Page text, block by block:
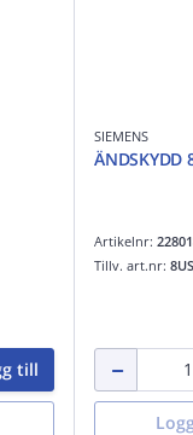
till
SIEMENS
ÄNDSKYDD
Artikelnr:
Tillv. art.nr: